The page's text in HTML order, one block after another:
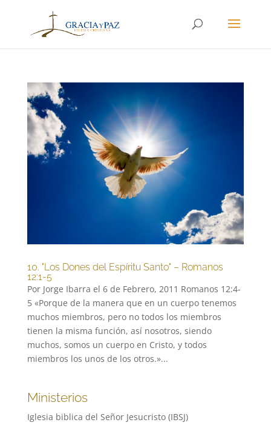
10. "Los Dones del Espíritu Santo" – Romanos
12:1-5
Por Jorge Ibarra el 6 de Febrero, 2011 Romanos 12:4-
5 «Porque de la manera que en un cuerpo tenemos
muchos miembros, pero no todos los miembros
tienen la misma función, así nosotros, siendo
muchos, somos un cuerpo en Cristo, y todos
miembros los unos de los otros.»...
Ministerios
Iglesia biblica del Señor Jesucristo (IBSJ)